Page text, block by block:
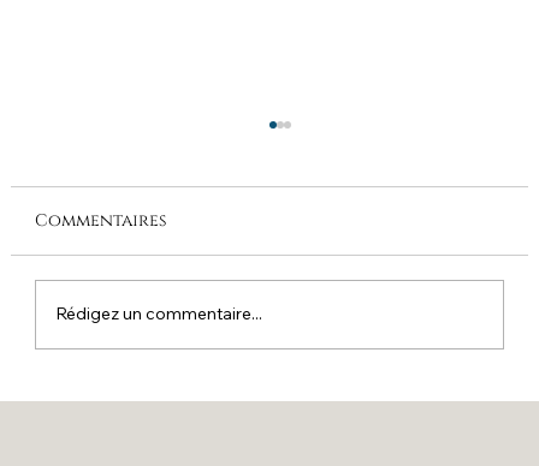
Substance économique
Commentaires
Rédigez un commentaire...